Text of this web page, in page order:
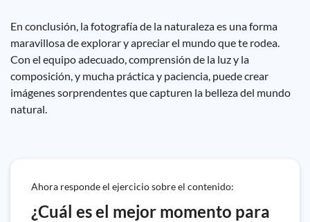
En conclusión, la fotografía de la naturaleza es una forma
maravillosa de explorar y apreciar el mundo que te rodea.
Con el equipo adecuado, comprensión de la luz y la
composición, y mucha práctica y paciencia, puede crear
imágenes sorprendentes que capturen la belleza del mundo
natural.
Ahora responde el ejercicio sobre el contenido:
¿Cuál es el mejor momento para